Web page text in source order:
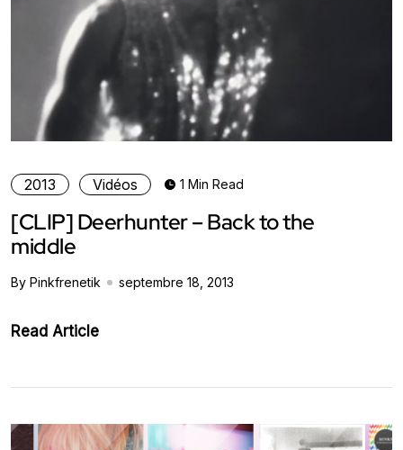
2013 Vidéos 1 Min Read
[CLIP] Deerhunter – Back to the
middle
By Pinkfrenetik septembre 18, 2013
Read Article